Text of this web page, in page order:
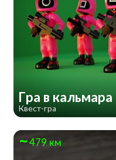
Гра в кальмара
Квест-гра
479 км